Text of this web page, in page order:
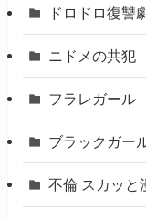
ドロドロ復讐
ニドメの共犯
フラレガール
ブラックガー
不倫 スカッと